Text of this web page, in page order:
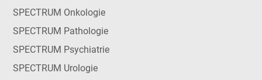
SPECTRUM Onkologie
SPECTRUM Pathologie
SPECTRUM Psychiatrie
SPECTRUM Urologie